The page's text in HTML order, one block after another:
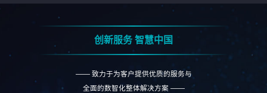
创新服务 智慧中国
—— 致力于为客户提供优质的服务与
全面的数智化整体解决方案 ——